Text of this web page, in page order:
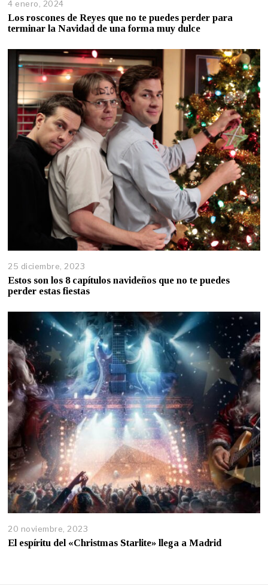
4 enero, 2024
Los roscones de Reyes que no te puedes perder para
terminar la Navidad de una forma muy dulce
25 diciembre, 2023
Estos son los 8 capítulos navideños que no te puedes
perder estas fiestas
20 noviembre, 2023
El espíritu del «Christmas Starlite» llega a Madrid